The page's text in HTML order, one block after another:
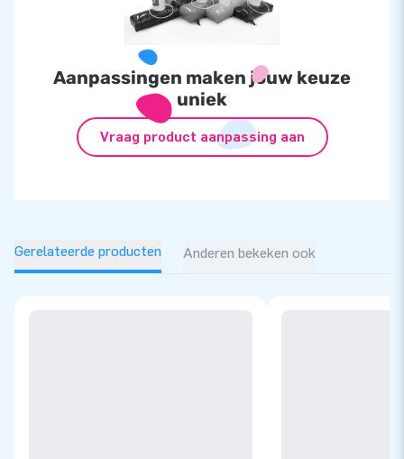
Aanpassingen maken jouw keuze
uniek
Vraag product aanpassing aan
Gerelateerde producten Anderen bekeken ook